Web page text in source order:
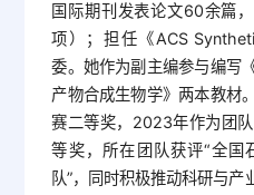
国际期刊发表论文60余篇
项）；担任《ACS
委。她作为副主编参与编写
产物合成生物学》两本教材
赛二等奖，2023年作为团
等奖，所在团队获评“全国
队”，同时积极推动科研与